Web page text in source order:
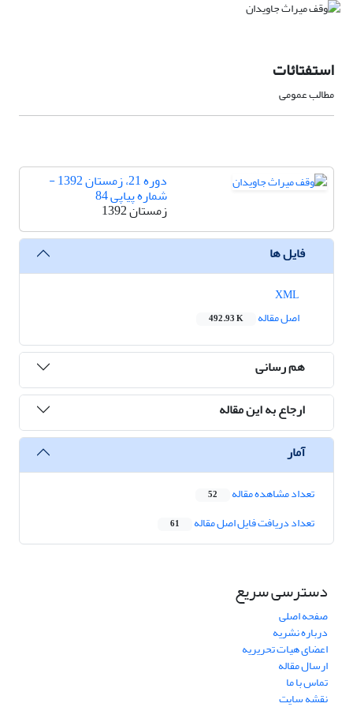
استفتائات
مطالب عمومی
دوره 21، زمستان 1392 -
شماره پیاپی 84
زمستان 1392
فایل ها
اصل مقاله
492.93 K
هم رسانی
ارجاع به این مقاله
آمار
تعداد مشاهده مقاله 52
تعداد دریافت فایل اصل مقاله 61
دسترسی سریع
صفحه اصلی
درباره نشریه
اعضای هیات تحریریه
ارسال مقاله
تماس با ما
نقشه سایت